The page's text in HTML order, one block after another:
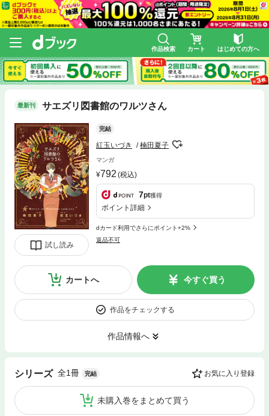
作品検索 カート はじめての方へ
最新刊 サエズリ図書館のワルツさん
試し読み
完結
紅玉いづき 楠田夏子
マンガ
792 (税込)
7pt獲得
ポイント詳細
dカード利用でさらにポイント+2%
返品不可
カートへ 今すぐ買う
作品をチェックする
作品情報へ
シリーズ 全1冊 完結 お気に入り登録
未購入巻をまとめて買う